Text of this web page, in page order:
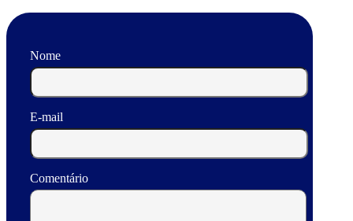
Nome
E-mail
Comentário